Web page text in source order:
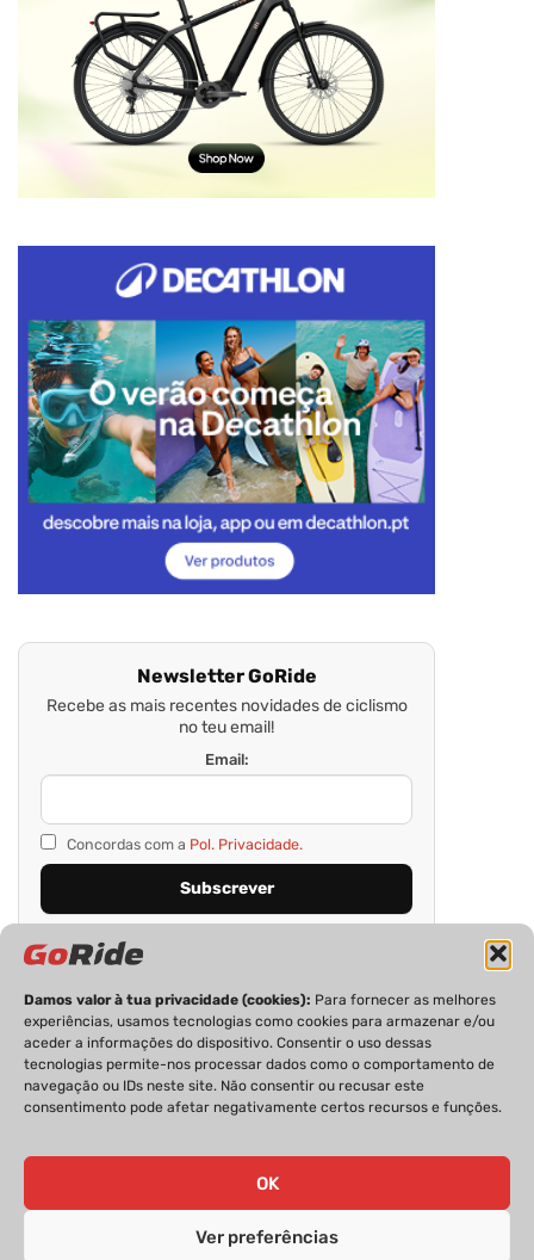
Damos valor à tua privacidade (cookies): Para fornecer as melhores
experiências, usamos tecnologias como cookies para armazenar e/ou
aceder a informações do dispositivo. Consentir o uso dessas
tecnologias permite-nos processar dados como o comportamento de
navegação ou IDs neste site. Não consentir ou recusar este
consentimento pode afetar negativamente certos recursos e funções.
OK
Ver preferências
Newsletter GoRide
Recebe as mais recentes novidades de ciclismo
no teu email!
Email:
Concordas com a Pol. Privacidade.
PRIVACIDADE FICHA TÉCNICA
ESTATUTO EDITORIAL